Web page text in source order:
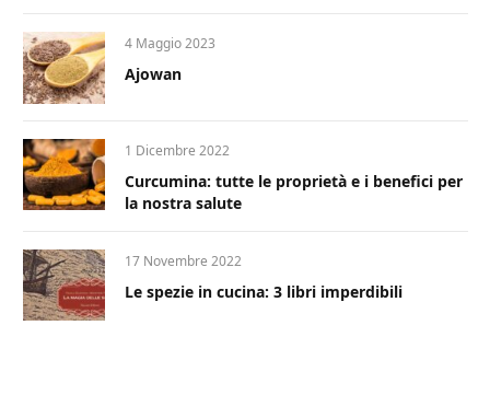
4 Maggio 2023
Ajowan
1 Dicembre 2022
Curcumina: tutte le proprietà e i benefici per
la nostra salute
17 Novembre 2022
Le spezie in cucina: 3 libri imperdibili